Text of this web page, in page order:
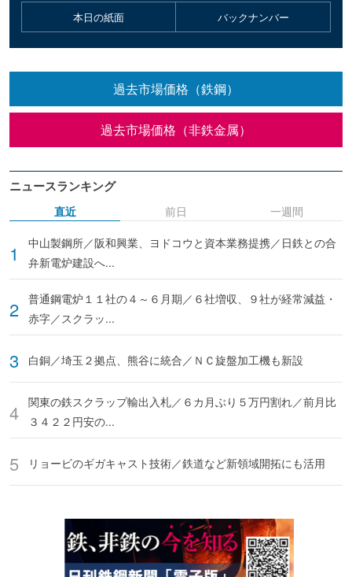
本日の紙面 バックナンバー
過去市場価格（鉄鋼）
過去市場価格（非鉄金属）
ニュースランキング
直近
中山製鋼所／阪和興業、ヨドコウと資本業務提携／日鉄との合
弁新電炉建設へ...
普通鋼電炉１１社の４～６月期／６社増収、９社が経常減益・
赤字／スクラッ...
白銅／埼玉２拠点、熊谷に統合／ＮＣ旋盤加工機も新設
関東の鉄スクラップ輸出入札／６カ月ぶり５万円割れ／前月比
３４２２円安の...
リョービのギガキャスト技術／鉄道など新領域開拓にも活用
前日 一週間